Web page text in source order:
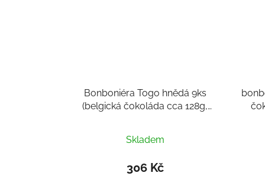
Bonboniéra Togo hnědá 9ks
(belgická čokoláda cca 128g,
Skladem
306 Kč